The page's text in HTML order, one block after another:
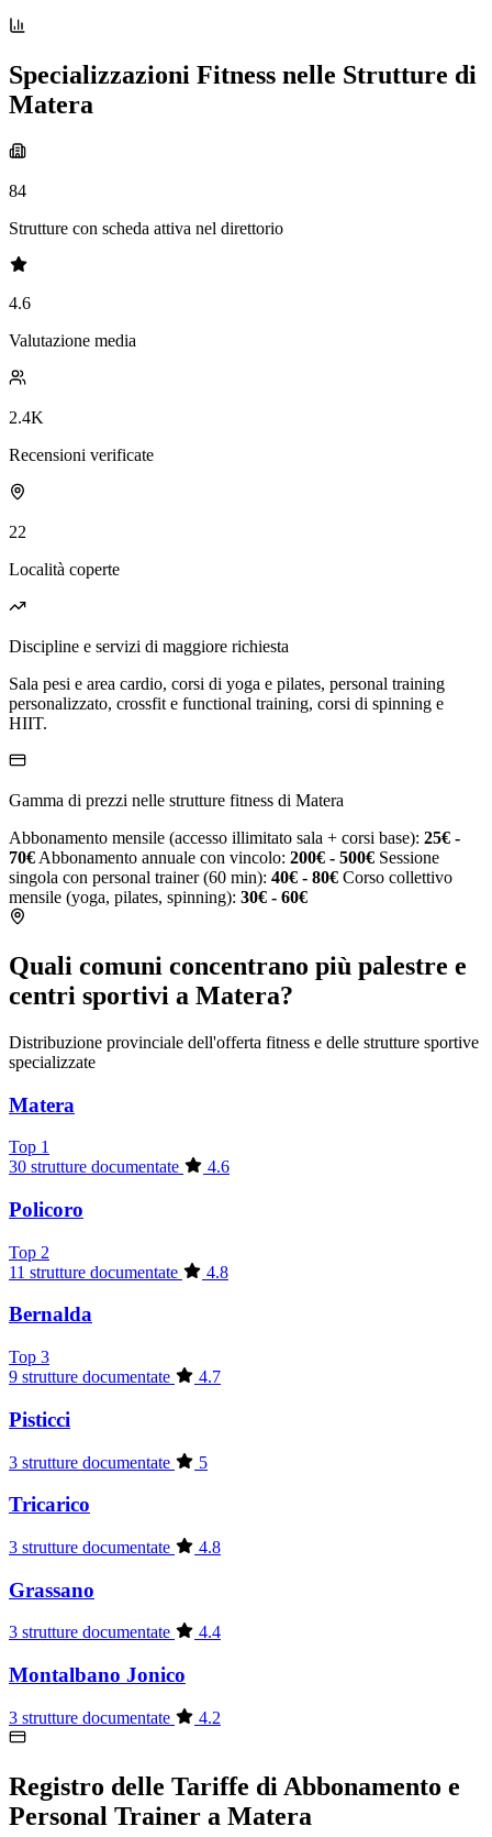
Specializzazioni Fitness nelle Strutture di
Matera
84
Strutture con scheda attiva nel direttorio
4.6
Valutazione media
2.4K
Recensioni verificate
22
Località coperte
Discipline e servizi di maggiore richiesta
Sala pesi e area cardio, corsi di yoga e pilates, personal training
personalizzato, crossfit e functional training, corsi di spinning e
HIIT.
Gamma di prezzi nelle strutture fitness di Matera
Abbonamento mensile (accesso illimitato sala + corsi base): 25€ -
70€ Abbonamento annuale con vincolo: 200€ - 500€ Sessione
singola con personal trainer (60 min): 40€ - 80€ Corso collettivo
mensile (yoga, pilates, spinning): 30€ - 60€
Quali comuni concentrano più palestre e
centri sportivi a Matera?
Distribuzione provinciale dell'offerta fitness e delle strutture sportive
specializzate
Matera
Top 1
30 strutture documentate
4.6
Policoro
Top 2
11 strutture documentate
4.8
Bernalda
Top 3
9 strutture documentate
4.7
Pisticci
3 strutture documentate 5
Tricarico
3 strutture documentate 4.8
Grassano
3 strutture documentate 4.4
Montalbano Jonico
3 strutture documentate 4.2
Registro delle Tariffe di Abbonamento e
Personal Trainer a Matera